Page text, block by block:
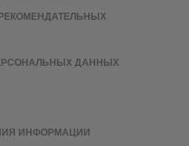
ДАННЫХ
ИНФОРМАЦИИ